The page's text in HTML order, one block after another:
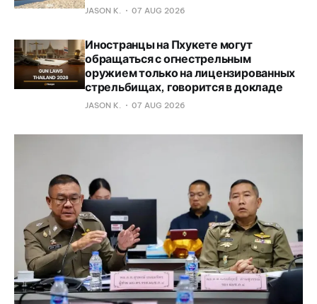
JASON K. 07 AUG 2026
Иностранцы на Пхукете могут
обращаться с огнестрельным
оружием только на лицензированных
стрельбищах, говорится в докладе
JASON K. 07 AUG 2026